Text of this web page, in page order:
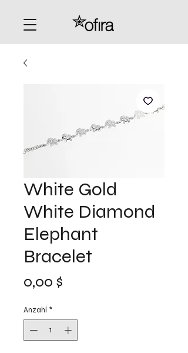
White Gold
White Diamond
Elephant
Bracelet
0,00 $
Anzahl *